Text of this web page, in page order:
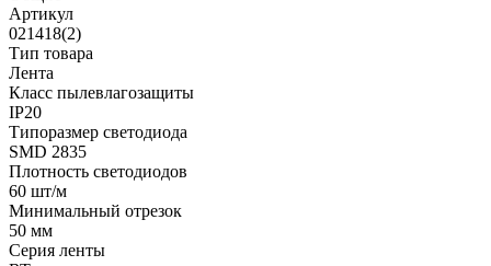
Артикул
021418(2)
Тип товара
Лента
Класс пылевлагозащиты
IP20
Типоразмер светодиода
SMD 2835
Плотность светодиодов
60 шт/м
Минимальный отрезок
50 мм
Серия ленты